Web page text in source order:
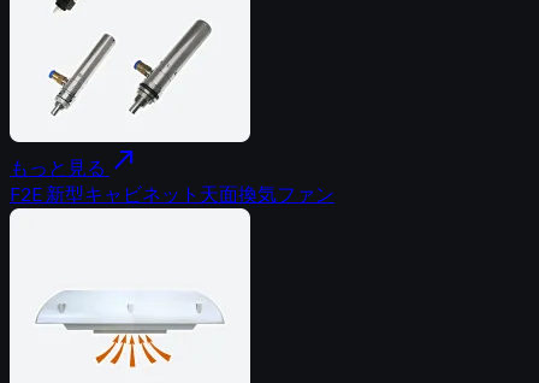
もっと見る north_east
F2E 新型キャビネット天面換気ファン